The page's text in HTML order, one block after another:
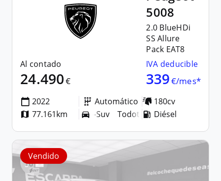
5008
2.0 BlueHDi
SS Allure
Pack EAT8
Al contado
24.490€
IVA deducible
339€/mes*
2022 Automático
180cv
77.161km
Todoterreno-Suv Todoterreno-Suv
Diésel
Vendido